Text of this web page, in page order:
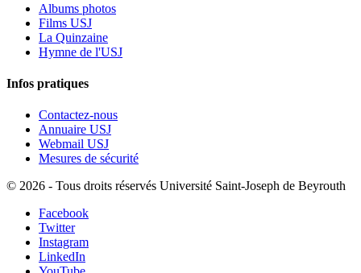
Albums photos
Films USJ
La Quinzaine
Hymne de l'USJ
Infos pratiques
Contactez-nous
Annuaire USJ
Webmail USJ
Mesures de sécurité
© 2026 - Tous droits réservés Université Saint-Joseph de Beyrouth
Facebook
Twitter
Instagram
LinkedIn